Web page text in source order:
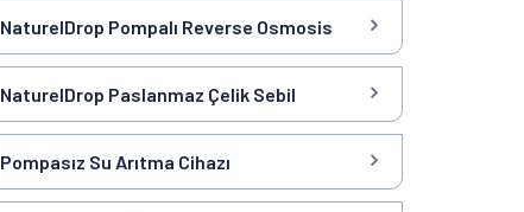
NaturelDrop Pompalı Reverse Osmosis
NaturelDrop Paslanmaz Çelik Sebil
Pompasız Su Arıtma Cihazı